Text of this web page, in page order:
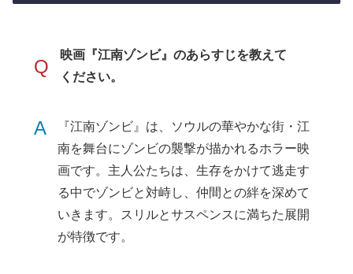
Q
映画『江南ゾンビ』のあらすじを教えて
ください。
A
『江南ゾンビ』は、ソウルの華やかな街・江
南を舞台にゾンビの襲撃が描かれるホラー映
画です。主人公たちは、生存をかけて逃走す
る中でゾンビと対峙し、仲間との絆を深めて
いきます。スリルとサスペンスに満ちた展開
が特徴です。